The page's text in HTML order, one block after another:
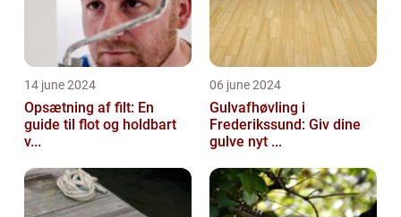
14 june 2024
Opsætning af filt: En
guide til flot og holdbart
v...
06 june 2024
Gulvafhøvling i
Frederikssund: Giv dine
gulve nyt ...